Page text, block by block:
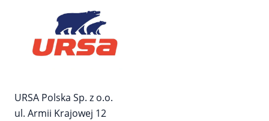
URSA Polska Sp. z o.o.
ul. Armii Krajowej 12